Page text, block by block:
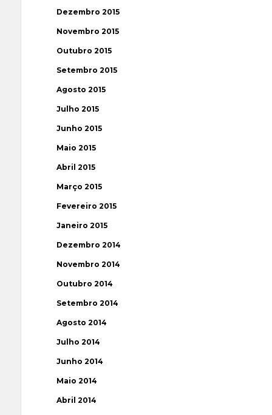
Dezembro 2015
Novembro 2015
Outubro 2015
Setembro 2015
Agosto 2015
Julho 2015
Junho 2015
Maio 2015
Abril 2015
Março 2015
Fevereiro 2015
Janeiro 2015
Dezembro 2014
Novembro 2014
Outubro 2014
Setembro 2014
Agosto 2014
Julho 2014
Junho 2014
Maio 2014
Abril 2014